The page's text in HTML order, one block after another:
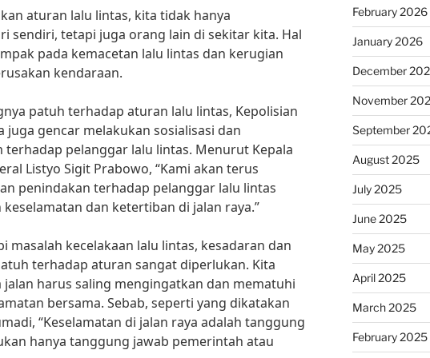
aturan lalu lintas, kita tidak hanya
sendiri, tetapi juga orang lain di sekitar kita. Hal
pada kemacetan lalu lintas dan kerugian
kendaraan.
patuh terhadap aturan lalu lintas, Kepolisian
juga gencar melakukan sosialisasi dan
terhadap pelanggar lalu lintas. Menurut Kepala
Listyo Sigit Prabowo, “Kami akan terus
penindakan terhadap pelanggar lalu lintas
dan ketertiban di jalan raya.”
masalah kecelakaan lalu lintas, kesadaran dan
terhadap aturan sangat diperlukan. Kita
jalan harus saling mengingatkan dan mematuhi
bersama. Sebab, seperti yang dikatakan
“Keselamatan di jalan raya adalah tanggung
hanya tanggung jawab pemerintah atau
February 2026
January 2026
December
November
September
August 2025
July 2025
June 2025
May 2025
April 2025
March 2025
February 2025